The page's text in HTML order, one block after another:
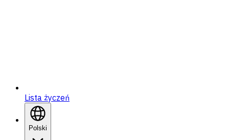
Lista życzeń
Polski